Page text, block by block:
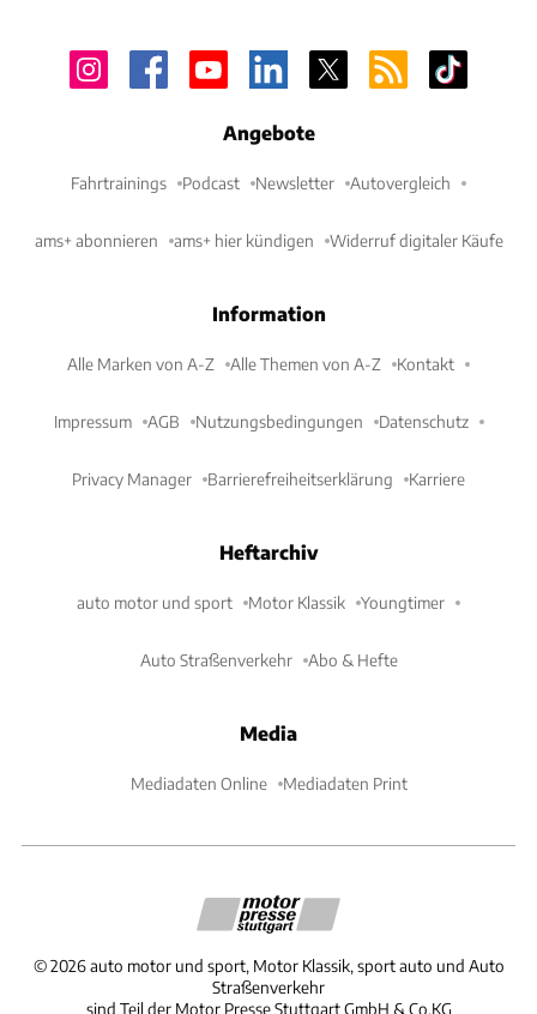
Angebote
Fahrtrainings Podcast Newsletter Autovergleich
ams+ abonnieren ams+ hier kündigen Widerruf digitaler Käufe
Information
Alle Marken von A-Z Alle Themen von A-Z Kontakt
Impressum AGB Nutzungsbedingungen Datenschutz
Privacy Manager Barrierefreiheitserklärung Karriere
Heftarchiv
auto motor und sport Motor Klassik Youngtimer
Auto Straßenverkehr Abo & Hefte
Media
Mediadaten Online Mediadaten Print
©2026 auto motor und sport, Motor Klassik, sport auto und Auto
Straßenverkehr
sind Teil der Motor Presse Stuttgart GmbH & Co.KG